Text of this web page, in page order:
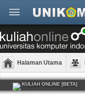
Halaman Utama
KULIAH ONLINE [BETA]